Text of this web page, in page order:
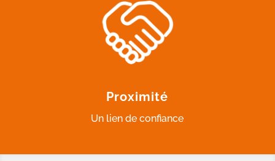
Proximité
Un lien de confiance